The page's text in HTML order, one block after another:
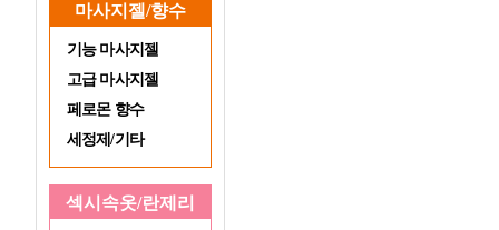
마사지젤/향수
기능 마사지젤
고급 마사지젤
페로몬 향수
세정제/기타
섹시속옷/란제리